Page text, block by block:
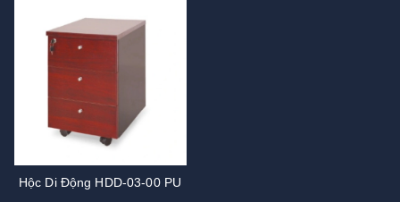
Hộc Di Động HDD-03-00 PU